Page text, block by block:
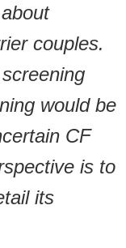
couples.
would be
CF
is to
its